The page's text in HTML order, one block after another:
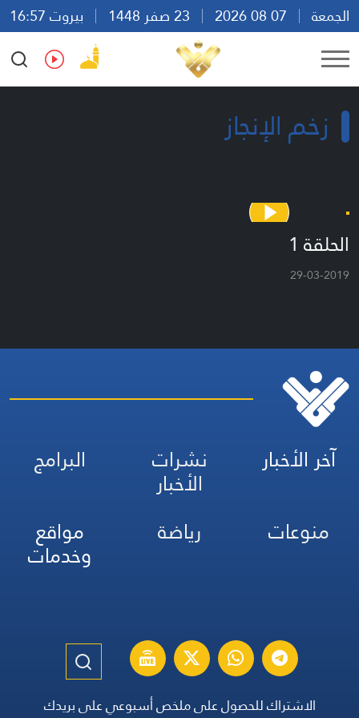
الجمعة
بيروت 16:57
Ar
En Fr Es
زخم الإنجاز
الحلقة 1
29-03-2019
آخر الأخبار نشرات
الأخبار
البرامج
منوعات
رياضة مواقع
وخدمات
الاشتراك للحصول على ملخص أسبوعي على بريدك